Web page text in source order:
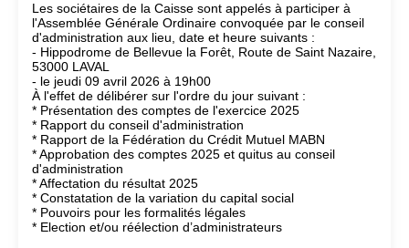
Les sociétaires de la Caisse sont appelés à participer à
l'Assemblée Générale Ordinaire convoquée par le conseil
d'administration aux lieu, date et heure suivants :
- Hippodrome de Bellevue la Forêt, Route de Saint Nazaire,
53000 LAVAL
- le jeudi 09 avril 2026 à 19h00
À l'effet de délibérer sur l'ordre du jour suivant :
* Présentation des comptes de l'exercice 2025
* Rapport du conseil d'administration
* Rapport de la Fédération du Crédit Mutuel MABN
* Approbation des comptes 2025 et quitus au conseil
d'administration
* Affectation du résultat 2025
* Constatation de la variation du capital social
* Pouvoirs pour les formalités légales
* Election et/ou réélection d’administrateurs